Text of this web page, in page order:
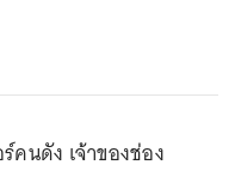
นดัง เจ้าของช่อง